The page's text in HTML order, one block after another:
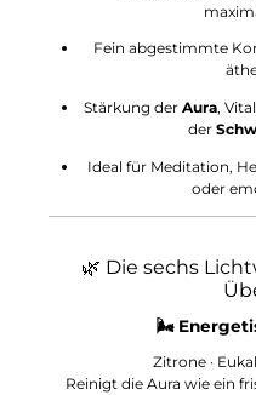
Fein abgestimmte
Stärkung der Aura,
der
Ideal für Meditation,
oder
🌿 Die sechs
🌬️
Zitrone ·
Reinigt die Aura wie ein